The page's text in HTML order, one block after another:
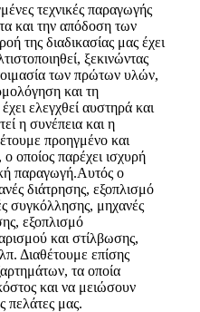
τεχνικές παραγωγής
και την απόδοση των
της διαδικασίας μας έχει
ξεκινώντας
των πρώτων υλών,
και τη
ελεγχθεί αυστηρά και
η συνέπεια και η
προηγμένο και
οποίος παρέχει ισχυρή
παραγωγή.Αυτός ο
διάτρησης, εξοπλισμό
συγκόλλησης, μηχανές
εξοπλισμό
και στίλβωσης,
Διαθέτουμε επίσης
τα οποία
και να μειώσουν
πελάτες μας.